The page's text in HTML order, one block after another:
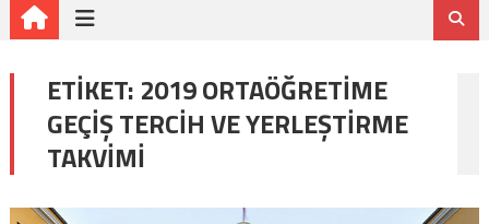
ETIKET: 2019 ORTAÖĞRETIME
GEÇIŞ TERCIH VE YERLEŞTIRME
TAKVIMI